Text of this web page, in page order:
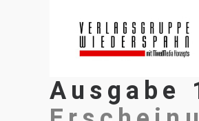
Ausgabe